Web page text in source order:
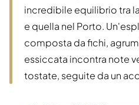
incredibile equilibrio tra
e quella nel Porto.
composta da fichi,
essiccata incontra note
tostate, seguite da un